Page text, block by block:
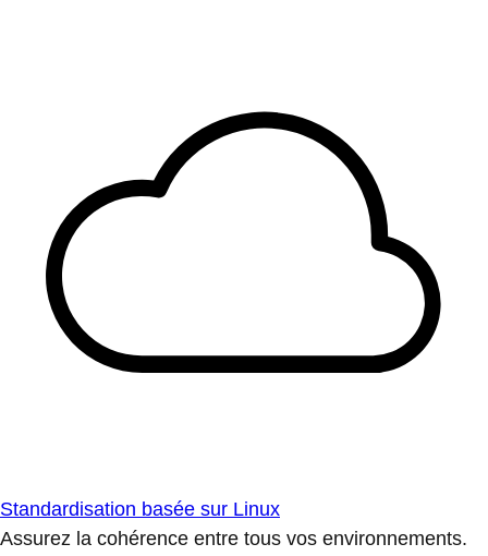
Standardisation basée sur Linux
Assurez la cohérence entre tous vos environnements.